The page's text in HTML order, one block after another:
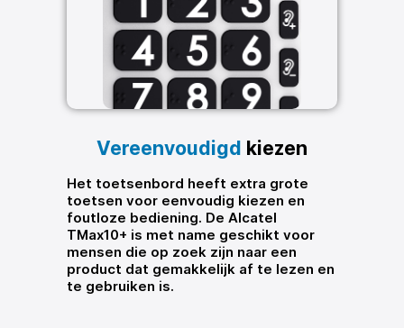
Vereenvoudigd kiezen
Het toetsenbord heeft extra grote
toetsen voor eenvoudig kiezen en
foutloze bediening. De Alcatel
TMax10+ is met name geschikt voor
mensen die op zoek zijn naar een
product dat gemakkelijk af te lezen en
te gebruiken is.